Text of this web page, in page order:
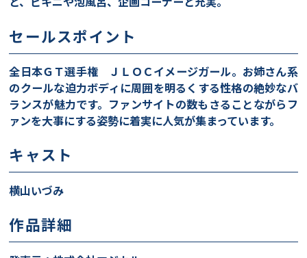
セールスポイント
全日本ＧＴ選手権 ＪＬＯＣイメージガール。お姉さん系
のクールな迫力ボディに周囲を明るくする性格の絶妙なバ
ランスが魅力です。ファンサイトの数もさることながらフ
ァンを大事にする姿勢に着実に人気が集まっています。
キャスト
横山いづみ
作品詳細